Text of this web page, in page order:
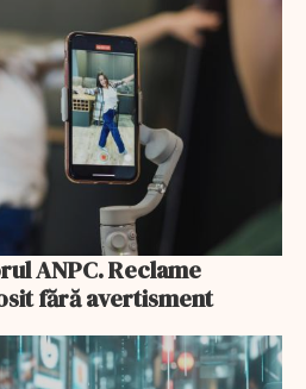
ANPC. Reclame
fără avertisment